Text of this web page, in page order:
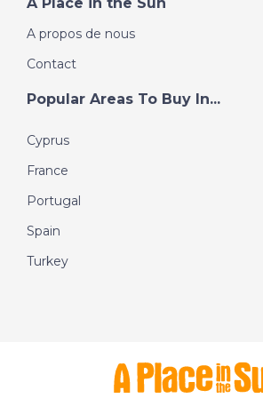
A Place in the Sun
A propos de nous
Contact
Popular Areas To Buy In...
Cyprus
France
Portugal
Spain
Turkey